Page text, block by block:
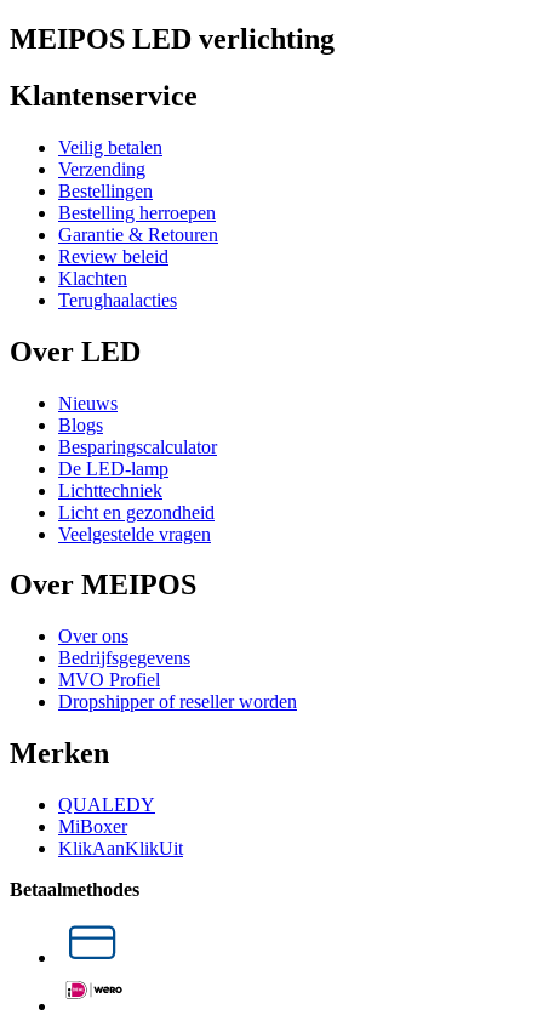
MEIPOS LED verlichting
Klantenservice
Veilig betalen
Verzending
Bestellingen
Bestelling herroepen
Garantie & Retouren
Review beleid
Klachten
Terughaalacties
Over LED
Nieuws
Blogs
Besparingscalculator
De LED-lamp
Lichttechniek
Licht en gezondheid
Veelgestelde vragen
Over MEIPOS
Over ons
Bedrijfsgegevens
MVO Profiel
Dropshipper of reseller worden
Merken
QUALEDY
MiBoxer
KlikAanKlikUit
Betaalmethodes